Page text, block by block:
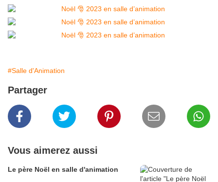
#Salle d'Animation
Partager
Vous aimerez aussi
Le père Noël en salle d'animation